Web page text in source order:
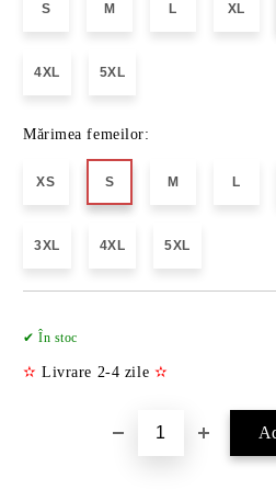
S M L XL
4XL 5XL
Mărimea femeilor:
XS S M L
3XL 4XL 5XL
✔ În stoc
✫ Livrare 2-4 zile ✫